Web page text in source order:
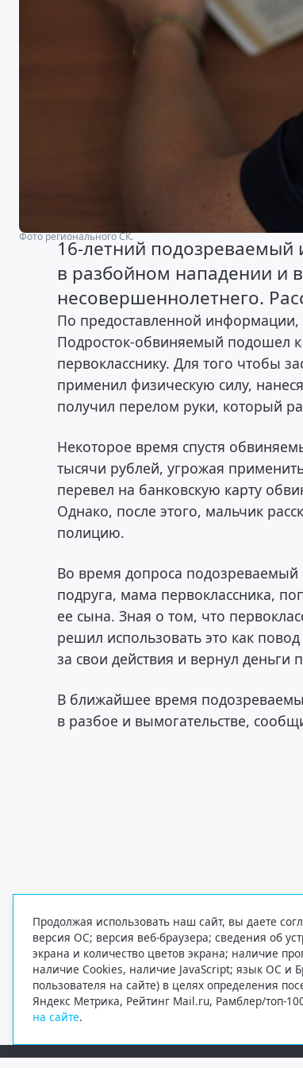
Фото регионального СК.
16-летний подозреваемый
в разбойном нападении и
несовершеннолетнего.
По предоставленной информации,
Подросток-обвиняемый подошел к
первокласснику. Для того чтобы
применил физическую силу,
получил перелом руки, который
Некоторое время спустя
тысячи рублей, угрожая
перевел на банковскую карту
Однако, после этого, мальчик
полицию.
Во время допроса подозреваемый
подруга, мама первоклассника,
ее сына. Зная о том, что
решил использовать это как
за свои действия и вернул деньги
В ближайшее время
в разбое и вымогательстве,
Продолжая использовать наш сайт, вы даете
версия ОС; версия веб-браузера; сведения об
экрана и количество цветов экрана; наличие
наличие Cookies, наличие JavaScript; язык ОС и
пользователя на сайте) в целях определения
Яндекс Метрика, Рейтинг Mail.ru, Рамблер/топ-
на сайте.